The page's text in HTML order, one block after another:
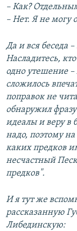
– Как?
– Нет. Я не могу
Да и вся беседа
Насладитесь,
одно утешение
сложилось
поправок не
обнаружил
идеалы и веру в
надо, поэтому
каких предков
несчастный
предков".
И я тут же
рассказанную
Либединскую: